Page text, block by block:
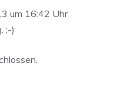
um 16:42 Uhr
;-)